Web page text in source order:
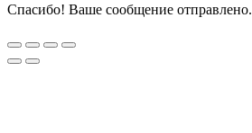
Спасибо! Ваше сообщение отправлено.